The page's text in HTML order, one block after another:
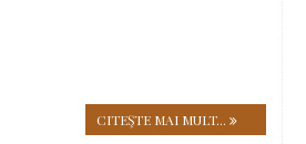
CITEŞTE MAI MULT...